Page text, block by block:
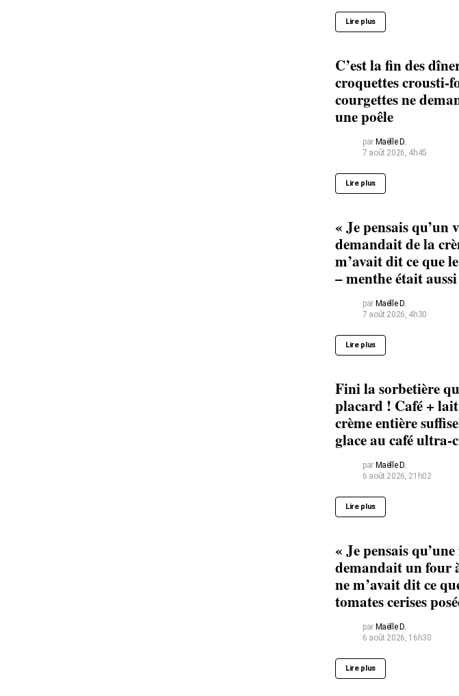
Lire plus
C’est la fin des
croquettes crousti-
courgettes ne
une poêle
par Maëlle D.
7 août 2026, 4h45
Lire plus
« Je pensais qu’un
demandait de la
m’avait dit ce que
– menthe était
par Maëlle D.
7 août 2026, 4h30
Lire plus
Fini la sorbetière
placard ! Café +
crème entière
glace au café ultra-
par Maëlle D.
6 août 2026, 21h02
Lire plus
« Je pensais
demandait un four
ne m’avait dit ce
tomates cerises
par Maëlle D.
6 août 2026, 16h30
Lire plus